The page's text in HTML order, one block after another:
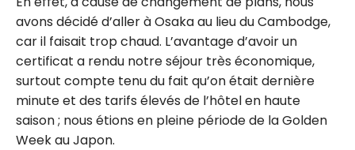
avons décidé d’aller à Osaka au lieu du Cambodge,
car il faisait trop chaud. L’avantage d’avoir un
certificat a rendu notre séjour très économique,
surtout compte tenu du fait qu’on était dernière
minute et des tarifs élevés de l’hôtel en haute
saison ; nous étions en pleine période de la Golden
Week au Japon.